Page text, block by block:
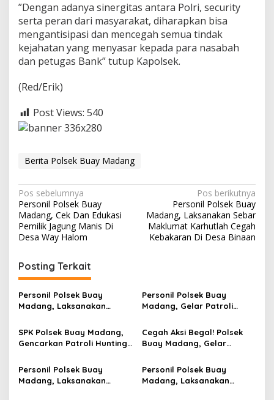
”Dengan adanya sinergitas antara Polri, security
serta peran dari masyarakat, diharapkan bisa
mengantisipasi dan mencegah semua tindak
kejahatan yang menyasar kepada para nasabah
dan petugas Bank” tutup Kapolsek.
(Red/Erik)
Post Views: 540
Berita Polsek Buay Madang
N
a
v
i
g
a
s
i
p
o
s
Pos sebelumnya
Personil Polsek Buay
Madang, Cek Dan Edukasi
Pemilik Jagung Manis Di
Desa Way Halom
Pos berikutnya
Personil Polsek Buay
Madang, Laksanakan Sebar
Maklumat Karhutlah Cegah
Kebakaran Di Desa Binaan
Posting Terkait
Personil Polsek Buay
Madang, Laksanakan
Kecamatan, Persiapan HUT
RI Ke – 81
Personil Polsek Buay
Madang, Gelar Patroli
Patok Songo
SPK Polsek Buay Madang,
Gencarkan Patroli Hunting
S Sukaraja
Cegah Aksi Begal! Polsek
Buay Madang, Gelar
Tanggul Irigasi Desa Aman
Jaya
Personil Polsek Buay
Madang, Laksanakan
Personil Polsek Buay
Madang, Laksanakan